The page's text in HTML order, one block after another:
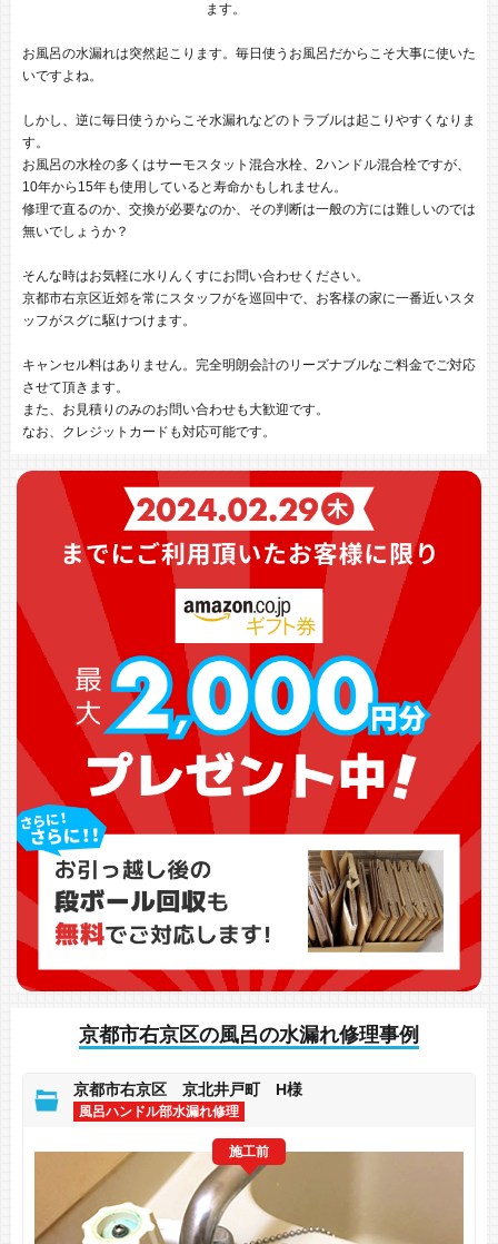
ます。
お風呂の水漏れは突然起こります。毎日使うお風呂だからこそ大事に使いた
いですよね。
しかし、逆に毎日使うからこそ水漏れなどのトラブルは起こりやすくなりま
す。
お風呂の水栓の多くはサーモスタット混合水栓、2ハンドル混合栓ですが、
10年から15年も使用していると寿命かもしれません。
修理で直るのか、交換が必要なのか、その判断は一般の方には難しいのでは
無いでしょうか？
そんな時はお気軽に水りんくすにお問い合わせください。
京都市右京区近郊を常にスタッフがを巡回中で、お客様の家に一番近いスタ
ッフがスグに駆けつけます。
キャンセル料はありません。完全明朗会計のリーズナブルなご料金でご対応
させて頂きます。
また、お見積りのみのお問い合わせも大歓迎です。
なお、クレジットカードも対応可能です。
京都市右京区の風呂の水漏れ修理事例
京都市右京区 京北井戸町 H様
風呂ハンドル部水漏れ修理
施工前